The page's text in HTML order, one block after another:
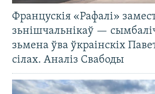
Францускія «Рафалі»
зьнішчальнікаў —
зьмена ўва ўкраінскіх
сілах. Аналіз Свабоды